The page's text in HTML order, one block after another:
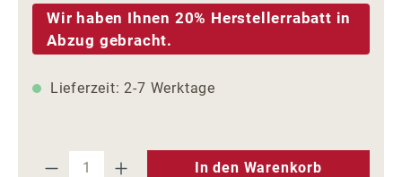
Wir haben Ihnen 20% Herstellerrabatt in
Abzug gebracht.
Lieferzeit: 2-7 Werktage
Produkt Anzahl: Gib den
In den Warenkorb